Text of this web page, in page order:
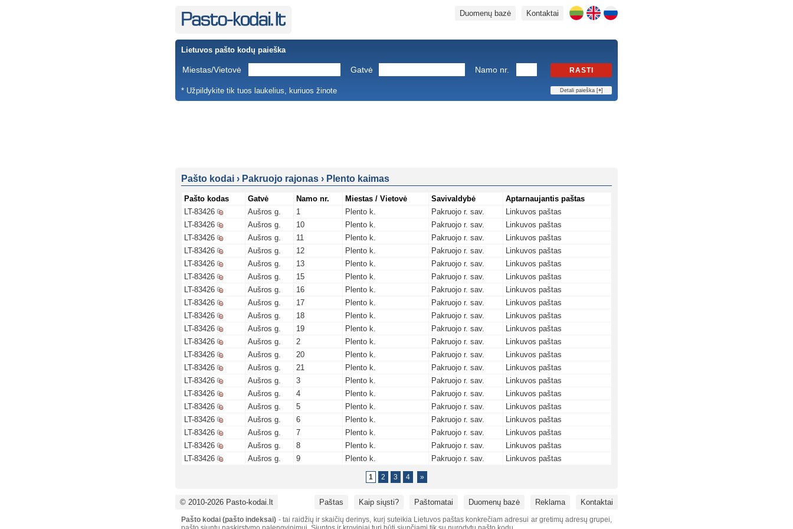
Kontaktai
Duomenų bazė
Lietuvos pašto kodų paieška
Miestas/Vietovė Gatvė Namo nr. RASTI
* Užpildykite tik tuos laukelius, kuriuos žinote Detali paieška [+]
Pašto kodai › Pakruojo rajonas › Plento kaimas
Pašto kodas Gatvė Namo nr. Miestas / Vietovė Savivaldybė
Aptarnaujantis paštas
LT-83426
Aušros g. 1 Plento k. Pakruojo r. sav.
Linkuvos paštas
LT-83426
Aušros g. 10 Plento k. Pakruojo r. sav.
Linkuvos paštas
LT-83426
Aušros g. 11 Plento k. Pakruojo r. sav.
Linkuvos paštas
LT-83426
Aušros g. 12 Plento k. Pakruojo r. sav.
Linkuvos paštas
LT-83426
Aušros g. 13 Plento k. Pakruojo r. sav.
Linkuvos paštas
LT-83426
Aušros g. 15 Plento k. Pakruojo r. sav.
Linkuvos paštas
LT-83426
Aušros g. 16 Plento k. Pakruojo r. sav.
Linkuvos paštas
LT-83426
Aušros g. 17 Plento k. Pakruojo r. sav.
Linkuvos paštas
LT-83426
Aušros g. 18 Plento k. Pakruojo r. sav.
Linkuvos paštas
LT-83426
Aušros g. 19 Plento k. Pakruojo r. sav.
Linkuvos paštas
LT-83426
Aušros g. 2 Plento k. Pakruojo r. sav.
Linkuvos paštas
LT-83426
Aušros g. 20 Plento k. Pakruojo r. sav.
Linkuvos paštas
LT-83426
Aušros g. 21 Plento k. Pakruojo r. sav.
Linkuvos paštas
LT-83426
Aušros g. 3 Plento k. Pakruojo r. sav.
Linkuvos paštas
LT-83426
Aušros g. 4 Plento k. Pakruojo r. sav.
Linkuvos paštas
LT-83426
Aušros g. 5 Plento k. Pakruojo r. sav.
Linkuvos paštas
LT-83426
Aušros g. 6 Plento k. Pakruojo r. sav.
Linkuvos paštas
LT-83426
Aušros g. 7 Plento k. Pakruojo r. sav.
Linkuvos paštas
LT-83426
Aušros g. 8 Plento k. Pakruojo r. sav.
Linkuvos paštas
LT-83426
Aušros g. 9 Plento k. Pakruojo r. sav. Linkuvos paštas
1 2 3 4 »
© 2010-2026 Pasto-kodai.lt Paštas Kaip siųsti? Paštomatai Duomenų bazė Reklama Kontaktai
Pašto kodai (pašto indeksai) - tai raidžių ir skaičių derinys, kurį suteikia Lietuvos paštas konkrečiam adresui ar gretimų adresų grupei,